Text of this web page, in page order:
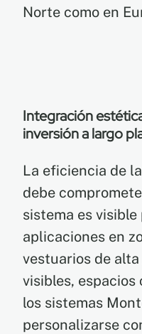
Norte como en
Integración
inversión a largo
La eficiencia de
debe
sistema es
aplicaciones en
vestuarios de
visibles,
los sistemas
personalizarse